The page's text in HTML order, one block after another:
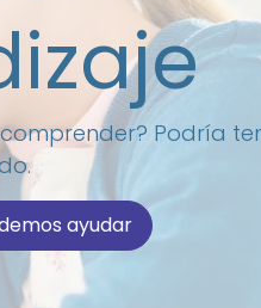
Podría
ayudar